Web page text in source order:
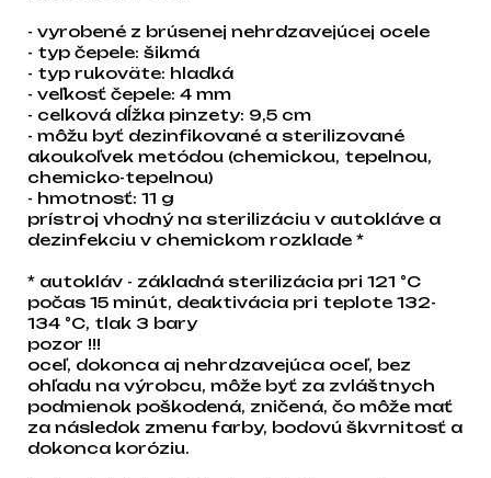
- vyrobené z brúsenej nehrdzavejúcej ocele
- typ čepele: šikmá
- typ rukoväte: hladká
- veľkosť čepele: 4 mm
- celková dĺžka pinzety: 9,5 cm
- môžu byť dezinfikované a sterilizované
akoukoľvek metódou (chemickou, tepelnou,
chemicko-tepelnou)
- hmotnosť: 11 g
prístroj vhodný na sterilizáciu v autokláve a
dezinfekciu v chemickom rozklade *
* autokláv - základná sterilizácia pri 121 °C
počas 15 minút, deaktivácia pri teplote 132-
134 °C, tlak 3 bary
pozor !!!
oceľ, dokonca aj nehrdzavejúca oceľ, bez
ohľadu na výrobcu, môže byť za zvláštnych
podmienok poškodená, zničená, čo môže mať
za následok zmenu farby, bodovú škvrnitosť a
dokonca koróziu.